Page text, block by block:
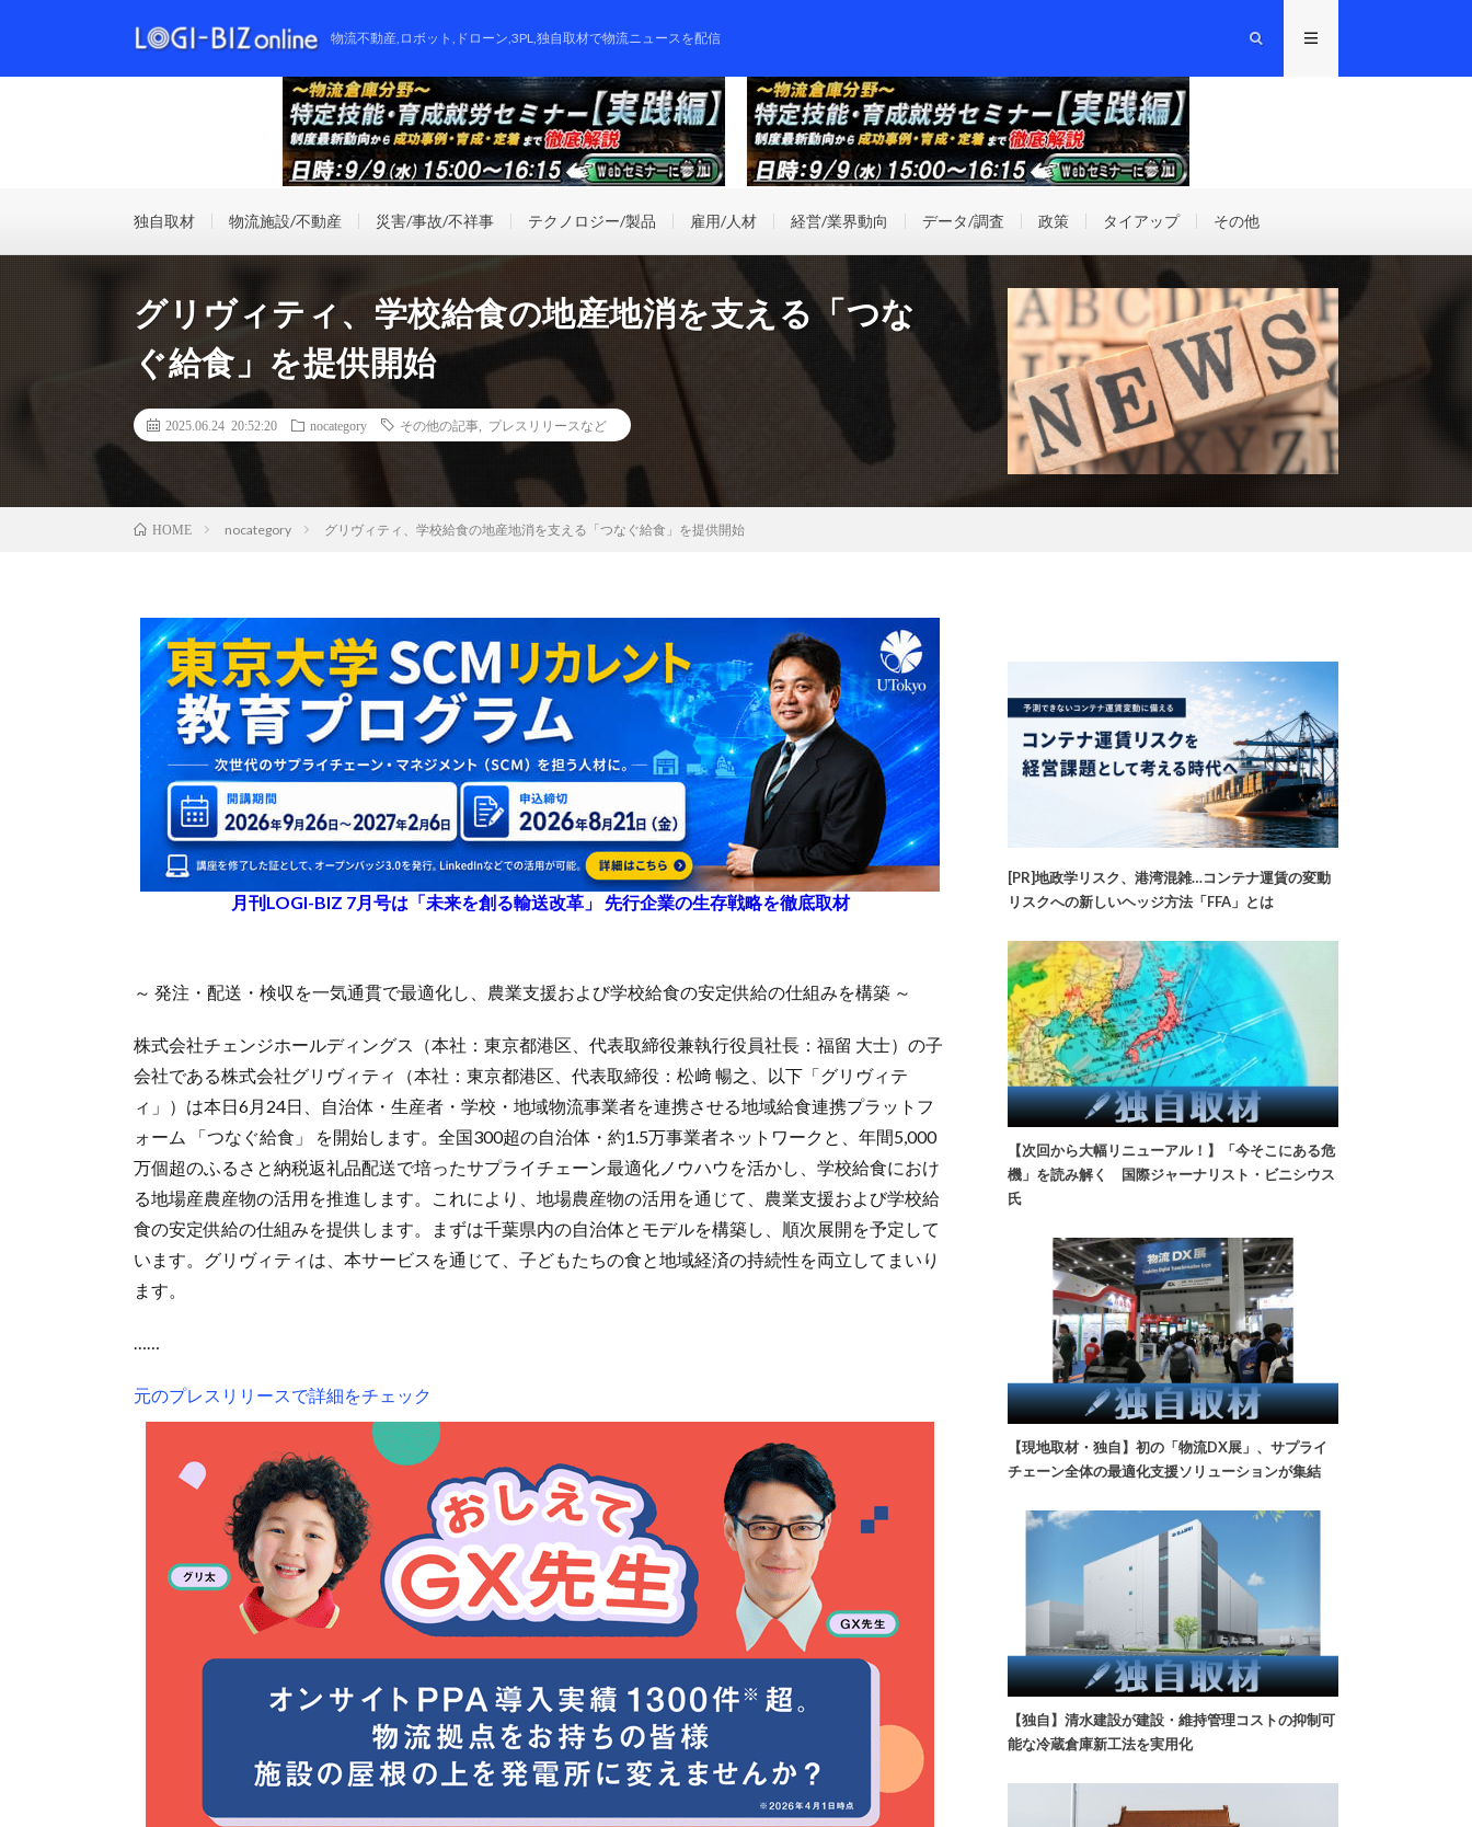
物流不動産,ロボット,ドローン,3PL,独自取材で物流ニュースを配信
独自取材 物流施設/不動産 災害/事故/不祥事 テクノロジー/製品 雇用/人材 経営/業界動向 データ/調査 政策 タイアップ その他
グリヴィティ、学校給食の地産地消を支える「つな
ぐ給食」を提供開始
2025.06.24 20:52:20 nocategory その他の記事 プレスリリースなど
HOME nocategory グリヴィティ、学校給食の地産地消を支える「つなぐ給食」を提供開始
月刊LOGI-BIZ 7月号は「未来を創る輸送改革」 先行企業の生存戦略を徹底取材
～ 発注・配送・検収を一気通貫で最適化し、農業支援および学校給食の安定供給の仕組みを構築 ～
株式会社チェンジホールディングス（本社：東京都港区、代表取締役兼執行役員社長：福留 大士）の子
会社である株式会社グリヴィティ（本社：東京都港区、代表取締役：松﨑 暢之、以下「グリヴィテ
ィ」）は本日6月24日、自治体・生産者・学校・地域物流事業者を連携させる地域給食連携プラットフ
ォーム 「つなぐ給食」 を開始します。全国300超の自治体・約1.5万事業者ネットワークと、年間5,000
万個超のふるさと納税返礼品配送で培ったサプライチェーン最適化ノウハウを活かし、学校給食におけ
る地場産農産物の活用を推進します。これにより、地場農産物の活用を通じて、農業支援および学校給
食の安定供給の仕組みを提供します。まずは千葉県内の自治体とモデルを構築し、順次展開を予定して
います。グリヴィティは、本サービスを通じて、子どもたちの食と地域経済の持続性を両立してまいり
ます。
……
元のプレスリリースで詳細をチェック
[PR]地政学リスク、港湾混雑…コンテナ運賃の変動
リスクへの新しいヘッジ方法「FFA」とは
【次回から大幅リニューアル！】「今そこにある危
機」を読み解く 国際ジャーナリスト・ビニシウス
氏
【現地取材・独自】初の「物流DX展」、サプライ
チェーン全体の最適化支援ソリューションが集結
【独自】清水建設が建設・維持管理コストの抑制可
能な冷蔵倉庫新工法を実用化